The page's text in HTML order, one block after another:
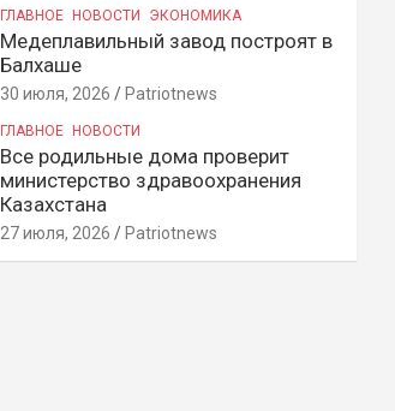
ГЛАВНОЕ НОВОСТИ ЭКОНОМИКА
Медеплавильный завод построят в
Балхаше
30 июля, 2026 Patriotnews
ГЛАВНОЕ НОВОСТИ
Все родильные дома проверит
министерство здравоохранения
Казахстана
27 июля, 2026 Patriotnews